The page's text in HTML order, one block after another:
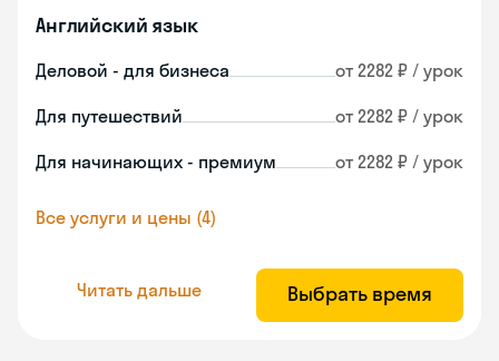
Английский язык
Деловой - для бизнеса от 2282 ₽ / урок
Для путешествий от 2282 ₽ / урок
Для начинающих - премиум от 2282 ₽ / урок
Все услуги и цены (4)
Читать дальше Выбрать время